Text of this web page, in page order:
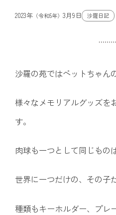
2023年 （令和5年） 3月9日 沙羅日記
沙羅の苑ではペットちゃん
様々なメモリアルグッズを
す。
肉球も一つとして同じもの
世界に一つだけの、その子
種類もキーホルダー、プレ